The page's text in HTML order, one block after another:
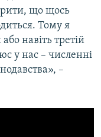
що щось
Тому я
навіть третій
у нас – численні
–